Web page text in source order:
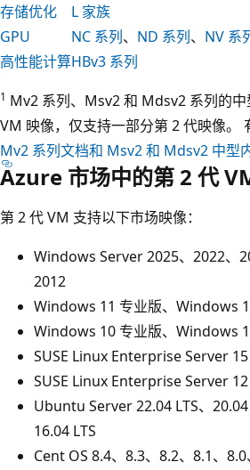
存储优化
L 家族
GPU
NC 系列、 ND 系列、 NV 系
高性能计算HBv3 系列
1 Mv2 系列、Msv2 和 Mdsv2 系列的
VM 映像，仅支持一部分第 2 代映像。
Mv2 系列文档和 Msv2 和 Mdsv2 中型
Azure 市场中的第 2 代
第 2 代 VM 支持以下市场映像：
Windows Server 2025、2022、
2012
Windows 11 专业版、Windows
Windows 10 专业版、Windows
SUSE Linux Enterprise Server 15
SUSE Linux Enterprise Server 12
Ubuntu Server 22.04 LTS、20.04
16.04 LTS
Cent OS 8.4、8.3、8.2、8.1、